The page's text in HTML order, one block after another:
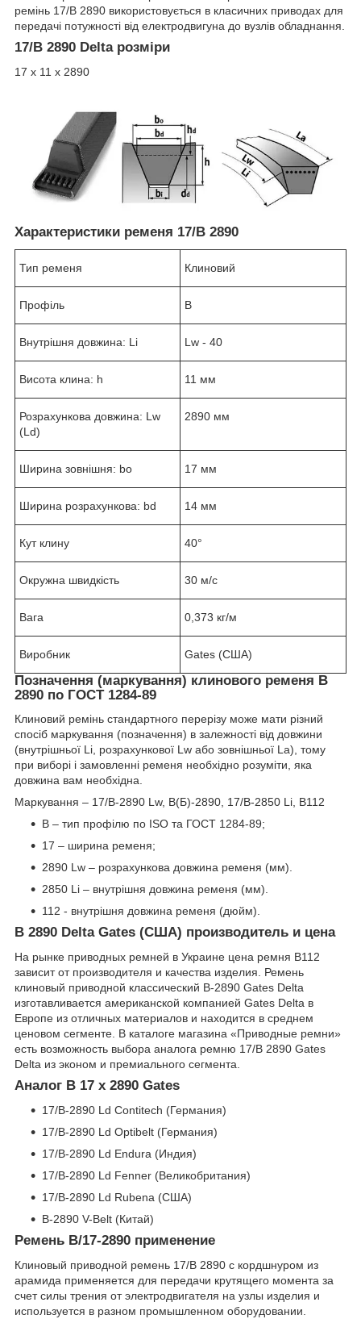
ремінь 17/B 2890 використовується в класичних приводах для
передачі потужності від електродвигуна до вузлів обладнання.
17/B 2890 Delta розміри
17 х 11 х 2890
Характеристики ременя 17/B 2890
Тип ременя Клиновий
Профіль B
Внутрішня довжина: Li Lw - 40
Висота клина: h 11 мм
Розрахункова довжина: Lw
(Ld)
2890 мм
Ширина зовнішня: bo 17 мм
Ширина розрахункова: bd 14 мм
Кут клину 40°
Окружна швидкість 30 м/с
Вага 0,373 кг/м
Виробник Gates (США)
Позначення (маркування) клинового ременя B
2890 по ГОСТ 1284-89
Клиновий ремінь стандартного перерізу може мати різний
спосіб маркування (позначення) в залежності від довжини
(внутрішньої Li, розрахункової Lw або зовнішньої La), тому
при виборі і замовленні ременя необхідно розуміти, яка
довжина вам необхідна.
Маркування – 17/B-2890 Lw, B(Б)-2890, 17/B-2850 Li, B112
B – тип профілю по ISO та ГОСТ 1284-89;
17 – ширина ременя;
2890 Lw – розрахункова довжина ременя (мм).
2850 Li – внутрішня довжина ременя (мм).
112 - внутрішня довжина ременя (дюйм).
B 2890 Delta Gates (США) производитель и цена
На рынке приводных ремней в Украине цена ремня B112
зависит от производителя и качества изделия. Ремень
клиновый приводной классический B-2890 Gates Delta
изготавливается американской компанией Gates Delta в
Европе из отличных материалов и находится в среднем
ценовом сегменте. В каталоге магазина «Приводные ремни»
есть возможность выбора аналога ремню 17/B 2890 Gates
Delta из эконом и премиального сегмента.
Аналог B 17 x 2890 Gates
17/B-2890 Ld Contitech (Германия)
17/B-2890 Ld Optibelt (Германия)
17/B-2890 Ld Endura (Индия)
17/B-2890 Ld Fenner (Великобритания)
17/B-2890 Ld Rubena (США)
B-2890 V-Belt (Китай)
Ремень B/17-2890 применение
Клиновый приводной ремень 17/B 2890 с кордшнуром из
арамида применяется для передачи крутящего момента за
счет силы трения от электродвигателя на узлы изделия и
используется в разном промышленном оборудовании.